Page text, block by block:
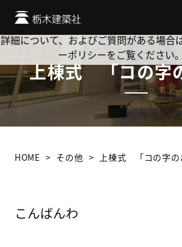
上棟式 「コの字
HOME その他 上棟式 「コの字の
こんばんわ
Cookie を使用して、お客様の活動を追
か? 当社ではお客様のプライバシーを極
詳細について、およびご質問がある場合
ーポリシーをご覧ください。